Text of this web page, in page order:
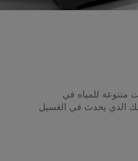
متنوعة للمياه في
الذي يحدث في الغسيل